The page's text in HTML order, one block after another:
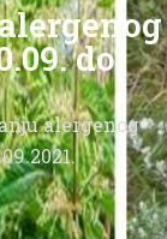
do
alergenog